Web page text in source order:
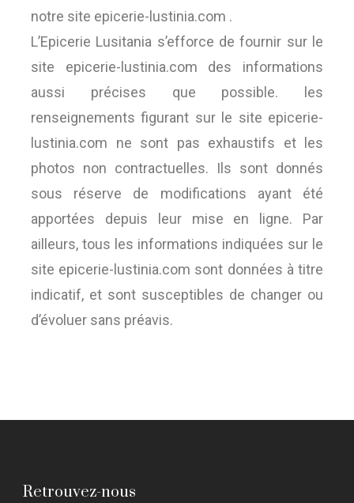
notre site epicerie-lustinia.com .
L’Epicerie Lusitania s’efforce de fournir sur le
site epicerie-lustinia.com des informations
aussi précises que possible. les
renseignements figurant sur le site epicerie-
lustinia.com ne sont pas exhaustifs et les
photos non contractuelles. Ils sont donnés
sous réserve de modifications ayant été
apportées depuis leur mise en ligne. Par
ailleurs, tous les informations indiquées sur le
site epicerie-lustinia.com sont données à titre
indicatif, et sont susceptibles de changer ou
d’évoluer sans préavis.
Retrouvez-nous